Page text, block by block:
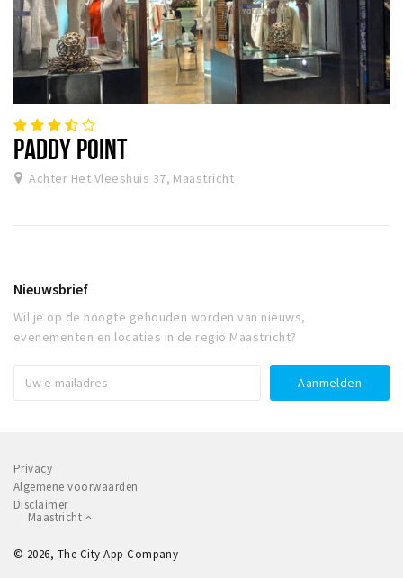
PADDY POINT
Achter Het Vleeshuis 37, Maastricht
Nieuwsbrief
Wil je op de hoogte gehouden worden van nieuws,
evenementen en locaties in de regio Maastricht?
Privacy
Algemene voorwaarden
Disclaimer
Maastricht
© 2026, The City App Company